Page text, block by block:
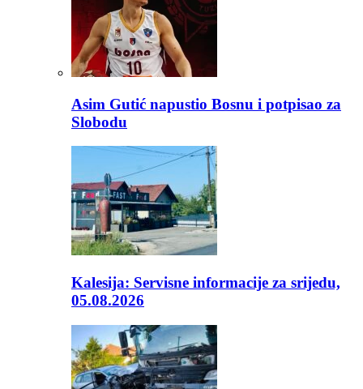
Asim Gutić napustio Bosnu i potpisao za
Slobodu
Kalesija: Servisne informacije za srijedu,
05.08.2026